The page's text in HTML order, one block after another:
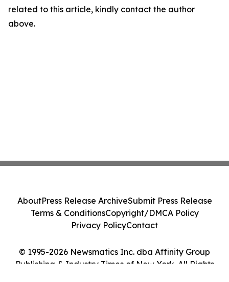
related to this article, kindly contact the author
above.
© 1995-2026 Newsmatics Inc. dba Affinity Group
Publishing & Industry Times of New York. All Rights
AboutPress Release ArchiveSubmit Press Release
Terms & ConditionsCopyright/DMCA Policy
Privacy PolicyContact